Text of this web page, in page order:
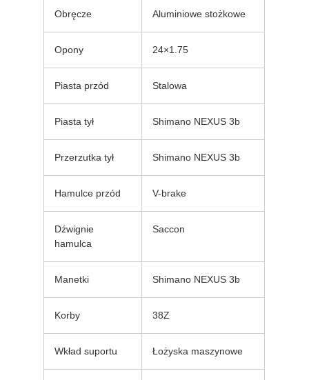
Obręcze Aluminiowe stożkowe
Opony 24×1.75
Piasta przód Stalowa
Piasta tył Shimano NEXUS 3b
Przerzutka tył Shimano NEXUS 3b
Hamulce przód V-brake
Dźwignie
hamulca
Saccon
Manetki Shimano NEXUS 3b
Korby 38Z
Wkład suportu Łożyska maszynowe